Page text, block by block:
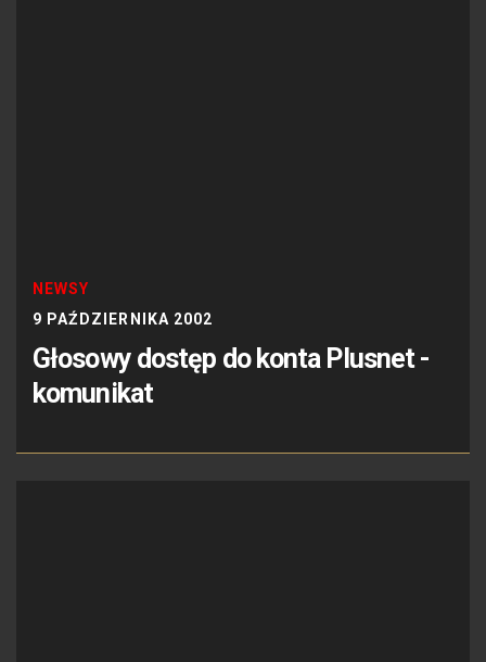
NEWSY
9 PAŹDZIERNIKA 2002
Głosowy dostęp do konta Plusnet -
komunikat